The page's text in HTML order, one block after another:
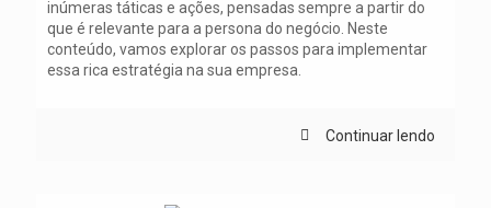
inúmeras táticas e ações, pensadas sempre a partir do
que é relevante para a persona do negócio. Neste
conteúdo, vamos explorar os passos para implementar
essa rica estratégia na sua empresa.
Continuar lendo